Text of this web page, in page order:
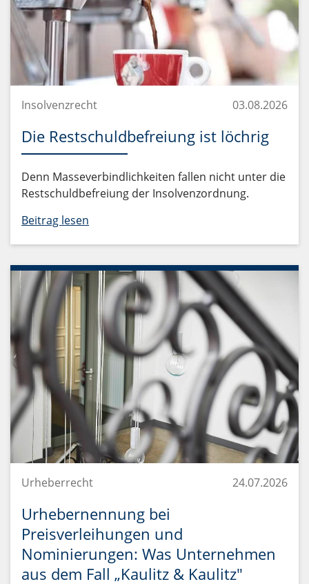
Insolvenzrecht 03.08.2026
Die Restschuldbefreiung ist löchrig
Denn Masseverbindlichkeiten fallen nicht unter die
Restschuldbefreiung der Insolvenzordnung.
Beitrag lesen
Urheberrecht 24.07.2026
Urhebernennung bei
Preisverleihungen und
Nominierungen: Was Unternehmen
aus dem Fall „Kaulitz & Kaulitz"